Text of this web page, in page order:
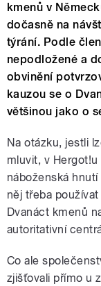
kmenů v
dočasně na
týrání. Podle
nepodložené a
obvinění
kauzou se o
většinou jako o
Na otázku, jestli
mluvit, v
náboženská
něj třeba
Dvanáct kmenů
autoritativní
Co ale
zjišťovali přímo u